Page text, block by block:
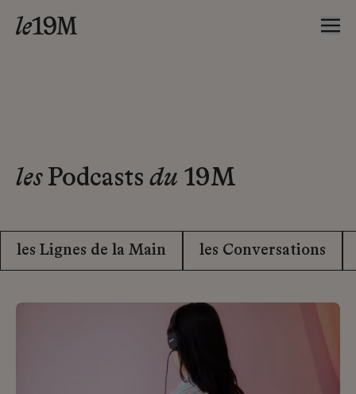
lesPodcasts du 19M
les Lignes de la Main les Conversations